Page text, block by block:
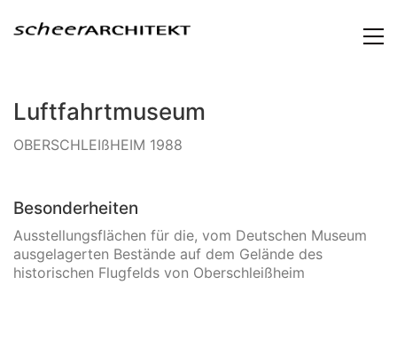
Luftfahrtmuseum
OBERSCHLEIßHEIM 1988
Besonderheiten
Ausstellungsflächen für die, vom Deutschen Museum
ausgelagerten Bestände auf dem Gelände des
historischen Flugfelds von Oberschleißheim